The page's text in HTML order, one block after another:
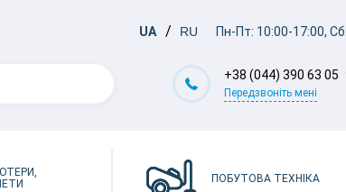
UA RU Пн-Пт: 10:00-17:00,
+38 (044) 390 63 05
Передзвоніть мені
ПОБУТОВА ТЕХНІКА